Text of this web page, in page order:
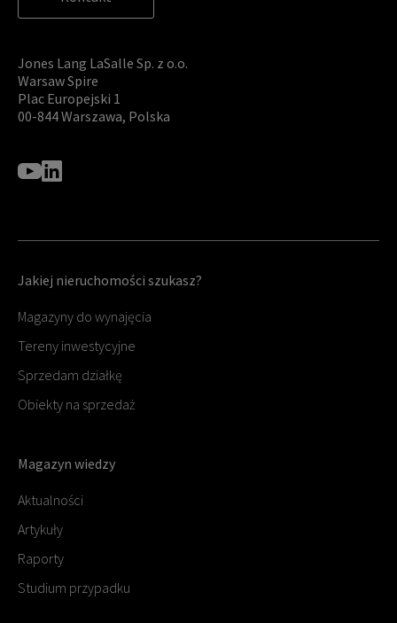
Jones Lang LaSalle Sp. z o.o.
Warsaw Spire
Plac Europejski 1
00-844 Warszawa, Polska
Jakiej nieruchomości szukasz?
Magazyny do wynajęcia
Tereny inwestycyjne
Sprzedam działkę
Obiekty na sprzedaż
Magazyn wiedzy
Aktualności
Artykuły
Raporty
Studium przypadku